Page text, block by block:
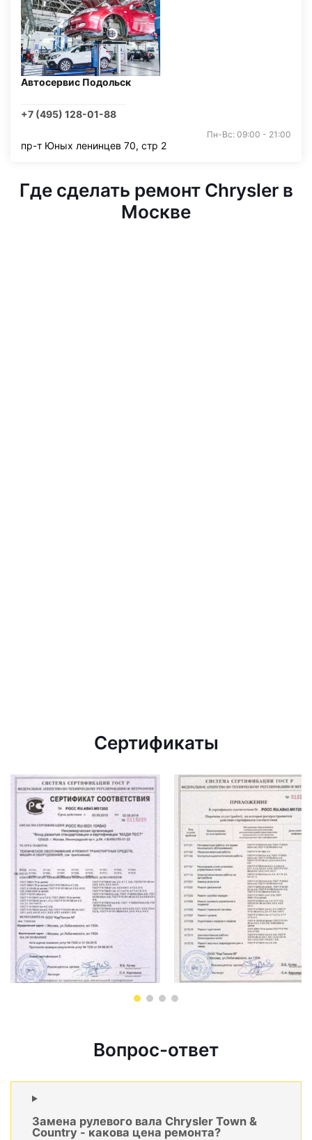
Автосервис Подольск
+7 (495) 128-01-88
Пн-Вс: 09:00 - 21:00
пр-т Юных ленинцев 70, стр 2
Где сделать ремонт Chrysler в
Москве
Сертификаты
Вопрос-ответ
Замена рулевого вала Chrysler Town &
Country - какова цена ремонта?